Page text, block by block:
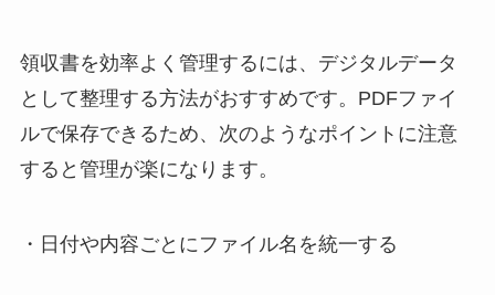
領収書を効率よく管理するには、デジタルデータ
として整理する方法がおすすめです。PDFファイ
ルで保存できるため、次のようなポイントに注意
すると管理が楽になります。
・日付や内容ごとにファイル名を統一する